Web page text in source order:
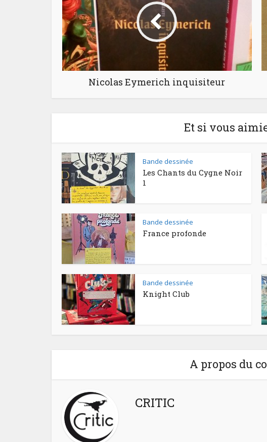
Nicolas Eymerich inquisiteur
Et si vous
Bande dessinée
Les Chants du Cygne Noir
1
Bande dessinée
France profonde
Bande dessinée
Knight Club
A propos du
CRITIC